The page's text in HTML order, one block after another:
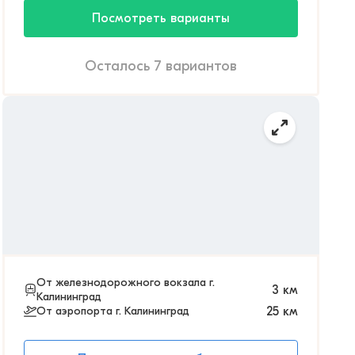
Посмотреть варианты
Осталось 7 вариантов
От железнодорожного вокзала г.
Калининград
3 км
От аэропорта г. Калининград 25 км